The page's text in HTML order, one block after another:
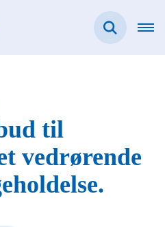
til
vedrørende